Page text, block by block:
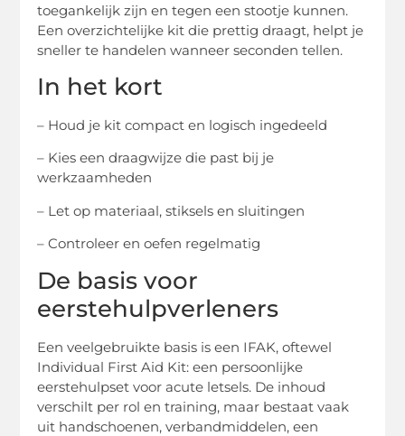
toegankelijk zijn en tegen een stootje kunnen.
Een overzichtelijke kit die prettig draagt, helpt je
sneller te handelen wanneer seconden tellen.
In het kort
– Houd je kit compact en logisch ingedeeld
– Kies een draagwijze die past bij je
werkzaamheden
– Let op materiaal, stiksels en sluitingen
– Controleer en oefen regelmatig
De basis voor
eerstehulpverleners
Een veelgebruikte basis is een IFAK, oftewel
Individual First Aid Kit: een persoonlijke
eerstehulpset voor acute letsels. De inhoud
verschilt per rol en training, maar bestaat vaak
uit handschoenen, verbandmiddelen, een